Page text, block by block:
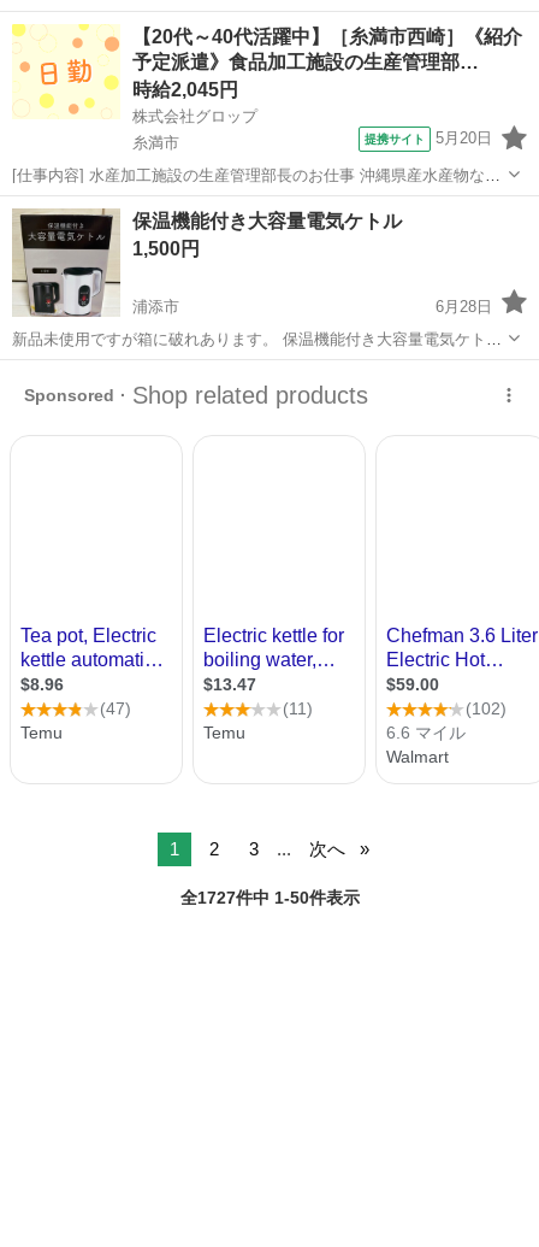
だ使えます。✊ クエン酸洗浄も済です。 宜野湾市我如古1-22-9 へ 早め
に引取りに来れる方が優先になります。🙏 格安で販売しておりますの
で、 ノークレー...
沖縄 宜野湾市 てだこ浦西駅 キッチン家電 象印
【20代～40代活躍中】［糸満市西崎］《紹介
予定派遣》食品加工施設の生産管理部…
時給2,045円
株式会社グロップ
糸満市
提携サイト 5月20日
[仕事内容] 水産加工施設の生産管理部長のお仕事 沖縄県産水産物など
の製造、生産、販売などをおこなう施設です！ まぐろの買付No. 1 の
企業！安心して働けます◎ 正社員前提の派遣制度なのでスキルアップ
も目指せます！ 【...
沖縄 糸満市 工場
保温機能付き大容量電気ケトル
1,500円
浦添市
6月28日
新品未使用ですが箱に破れあります。 保温機能付き大容量電気ケト
ル ホワイト 値下げしました！
1 2 3 ... 次へ
全1727件中 1-50件表示